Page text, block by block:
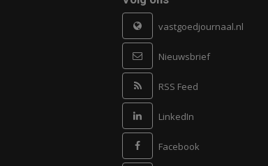
vastgoedjournaal.nl
Nieuwsbrief
RSS Feed
LinkedIn
Facebook